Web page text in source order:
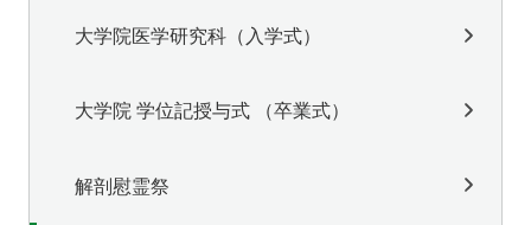
大学院医学研究科（入学式）
大学院 学位記授与式 （卒業式）
解剖慰霊祭